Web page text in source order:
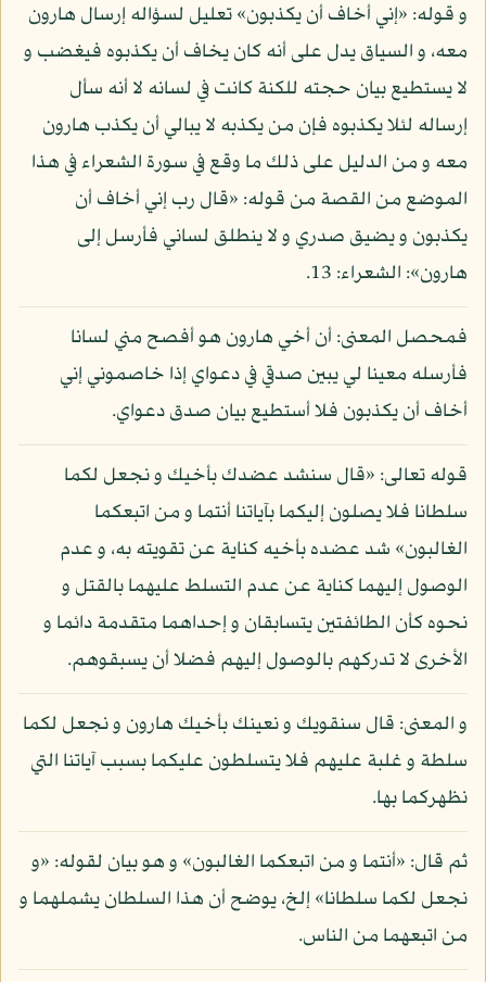
و قوله: «إني أخاف أن يكذبون» تعليل لسؤاله إرسال هارون
معه، و السياق يدل على أنه كان يخاف أن يكذبوه فيغضب و
لا يستطيع بيان حجته للكنة كانت في لسانه لا أنه سأل
إرساله لئلا يكذبوه فإن من يكذبه لا يبالي أن يكذب هارون
معه و من الدليل على ذلك ما وقع في سورة الشعراء في هذا
الموضع من القصة من قوله: «قال رب إني أخاف أن
يكذبون و يضيق صدري و لا ينطلق لساني فأرسل إلى
هارون»: الشعراء: 13.
فمحصل المعنى: أن أخي هارون هو أفصح مني لسانا
فأرسله معينا لي يبين صدقي في دعواي إذا خاصموني إني
أخاف أن يكذبون فلا أستطيع بيان صدق دعواي.
قوله تعالى: «قال سنشد عضدك بأخيك و نجعل لكما
سلطانا فلا يصلون إليكما بآياتنا أنتما و من اتبعكما
الغالبون» شد عضده بأخيه كناية عن تقويته به، و عدم
الوصول إليهما كناية عن عدم التسلط عليهما بالقتل و
نحوه كأن الطائفتين يتسابقان و إحداهما متقدمة دائما و
الأخرى لا تدركهم بالوصول إليهم فضلا أن يسبقوهم.
و المعنى: قال سنقويك و نعينك بأخيك هارون و نجعل لكما
سلطة و غلبة عليهم فلا يتسلطون عليكما بسبب آياتنا التي
نظهركما بها.
ثم قال: «أنتما و من اتبعكما الغالبون» و هو بيان لقوله: «و
نجعل لكما سلطانا» إلخ، يوضح أن هذا السلطان يشملهما و
من اتبعهما من الناس.